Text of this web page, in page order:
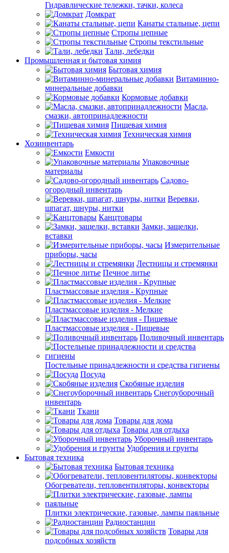
Гидравлические тележки, тачки, колеса
Домкрат
Канаты стальные, цепи
Стропы цепные
Стропы текстильные
Тали, лебедки
Промышленная и бытовая химия
Бытовая химия
Витаминно-
минеральные добавки
Кормовые добавки
Масла,
смазки, автопринадлежности
Пищевая химия
Техническая химия
Хозинвентарь
Емкости
Упаковочные
материалы
Садово-
огородный инвентарь
Веревки,
шпагат, шнуры, нитки
Канцтовары
Замки, защелки,
вставки
Измерительные
приборы, часы
Лестницы и стремянки
Печное литье
Пластмассовые изделия - Крупные
Пластмассовые изделия - Мелкие
Пластмассовые изделия - Пищевые
Поливочный инвентарь
Постельные принадлежности и средства гигиены
Посуда
Скобяные изделия
Снегоуборочный
инвентарь
Ткани
Товары для дома
Товары для отдыха
Уборочный инвентарь
Удобрения и грунты
Бытовая техника
Бытовая техника
Обогреватели, тепловентиляторы, конвекторы
Плитки электрические, газовые, лампы паяльные
Радиостанции
Товары для
подсобных хозяйств